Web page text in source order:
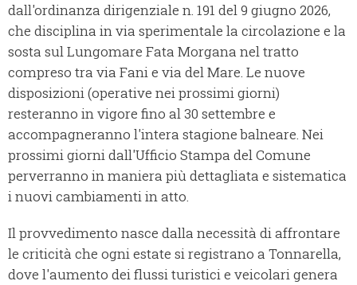
dall'ordinanza dirigenziale n. 191 del 9 giugno 2026,
che disciplina in via sperimentale la circolazione e la
sosta sul Lungomare Fata Morgana nel tratto
compreso tra via Fani e via del Mare. Le nuove
disposizioni (operative nei prossimi giorni)
resteranno in vigore fino al 30 settembre e
accompagneranno l'intera stagione balneare. Nei
prossimi giorni dall'Ufficio Stampa del Comune
perverranno in maniera più dettagliata e sistematica
i nuovi cambiamenti in atto.
Il provvedimento nasce dalla necessità di affrontare
le criticità che ogni estate si registrano a Tonnarella,
dove l'aumento dei flussi turistici e veicolari genera